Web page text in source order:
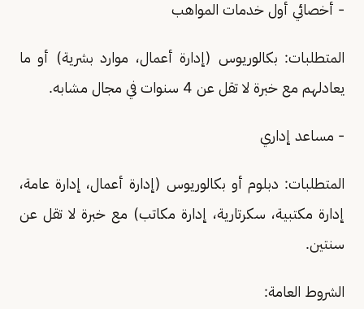
- أخصائي أول خدمات المواهب
المتطلبات: بكالوريوس (إدارة أعمال، موارد بشرية) أو ما
يعادلهم مع خبرة لا تقل عن 4 سنوات في مجال مشابه.
- مساعد إداري
المتطلبات: دبلوم أو بكالوريوس (إدارة أعمال، إدارة عامة،
إدارة مكتبية، سكرتارية، إدارة مكاتب) مع خبرة لا تقل عن
سنتين.
الشروط العامة: